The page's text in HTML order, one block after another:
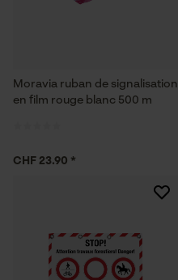
Moravia ruban de signalisation
en film rouge blanc 500 m
CHF 23.90 *